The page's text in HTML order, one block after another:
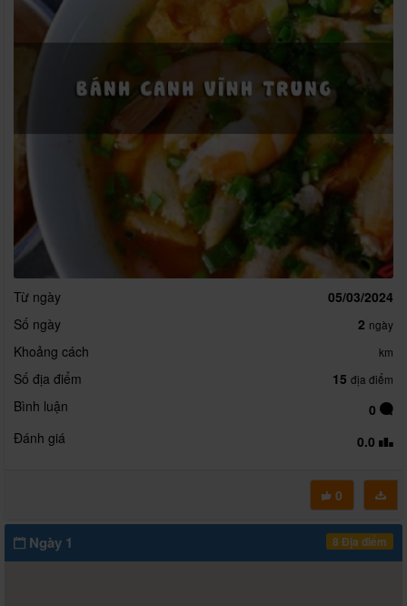
Từ ngày
05/03/2024
Số ngày
2 ngày
Khoảng cách km
Số địa điểm 15 địa điểm
Bình luận
0
Đánh giá
0.0
0
Ngày 1 8 Địa điểm